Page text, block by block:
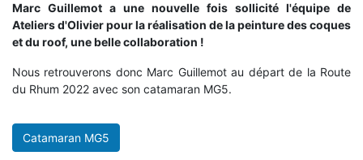
Marc Guillemot a une nouvelle fois sollicité l'équipe de
Ateliers d'Olivier pour la réalisation de la peinture des coques
et du roof, une belle collaboration !
Nous retrouverons donc Marc Guillemot au départ de la Route
du Rhum 2022 avec son catamaran MG5.
Catamaran MG5